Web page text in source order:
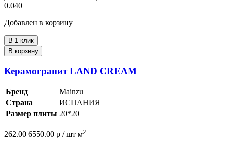
0.040
Добавлен в корзину
В 1 клик
В корзину
Керамогранит LAND CREAM
Бренд
Mainzu
Страна
ИСПАНИЯ
Размер плиты 20*20
262.00 6550.00 р / шт м2